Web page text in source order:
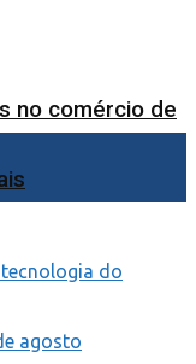
no comércio de